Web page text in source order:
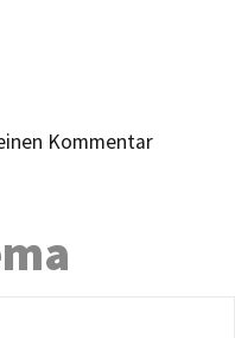
Kommentar